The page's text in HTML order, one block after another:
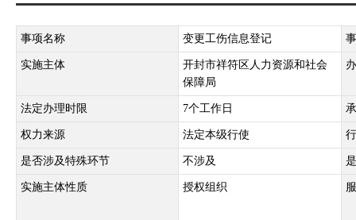
事项名称 变更工伤信息登记
实施主体
开封市祥符区人力资源和社会
保障局
法定办理时限 7个工作日
权力来源 法定本级行使
是否涉及特殊环节 不涉及
实施主体性质 授权组织